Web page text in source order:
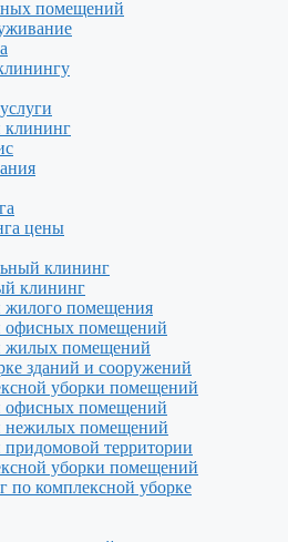
помещений
клининг
цены
клининг
клининг
жилого помещения
офисных помещений
жилых помещений
зданий и сооружений
уборки помещений
офисных помещений
нежилых помещений
придомовой территории
уборки помещений
по комплексной уборке